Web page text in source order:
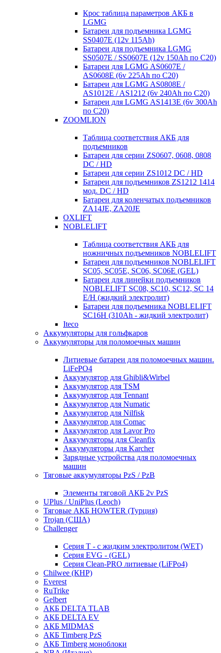
Крос таблица параметров АКБ в
LGMG
Батареи для подъемника LGMG
SS0407E (12v 115Ah)
Батареи для подъемника LGMG
SS0507E / SS0607E (12v 150Ah по С20)
Батареи для LGMG AS0607E /
AS0608E (6v 225Ah по С20)
Батареи для LGMG AS0808E /
AS1012E / AS1212 (6v 240Ah по С20)
Батареи для LGMG AS1413E (6v 300Ah
по С20)
ZOOMLION
Таблица соответствия АКБ для
подъемников
Батареи для серии ZS0607, 0608, 0808
DC / HD
Батареи для серии ZS1012 DC / HD
Батареи для подъемников ZS1212 1414
мод. DC / HD
Батареи для коленчатых подъемников
ZA14JE, ZA20JE
OXLIFT
NOBLELIFT
Таблица соответствия АКБ для
ножничных подъемников NOBLELIFT
Батареи для подъемников NOBLELIFT
SC05, SC05E, SC06, SC06E (GEL)
Батареи для линейки подъемников
NOBLELIFT SC08, SC10, SC12, SC 14
E/H (жидкий электролит)
Батареи для подъемника NOBLELIFT
SC16H (310Ah - жидкий электролит)
Iteco
Аккумуляторы для гольфкаров
Аккумуляторы для поломоечных машин
Литиевые батареи для поломоечных машин.
LiFePO4
Аккумулятор для Ghibli&Wirbel
Аккумулятор для TSM
Аккумулятор для Tennant
Аккумулятор для Numatic
Аккумулятор для Nilfisk
Аккумулятор для Comac
Аккумулятор для Lavor Pro
Аккумуляторы для Cleanfix
Аккумуляторы для Karcher
Зарядные устройства для поломоечных
машин
Тяговые аккумуляторы PzS / PzB
Элементы тяговой АКБ 2v PzS
UPlus / UniPlus (Leoch)
Тяговые АКБ HOWTER (Турция)
Trojan (США)
Challenger
Серия T - с жидким электролитом (WET)
Серия EVG - (GEL)
Серия Clean-PRO литиевые (LiFPo4)
Chilwee (КНР)
Everest
RuTrike
Gelbert
АКБ DELTA TLAB
АКБ DELTA EV
АКБ MIDMAS
АКБ Timberg PzS
АКБ Timberg моноблоки